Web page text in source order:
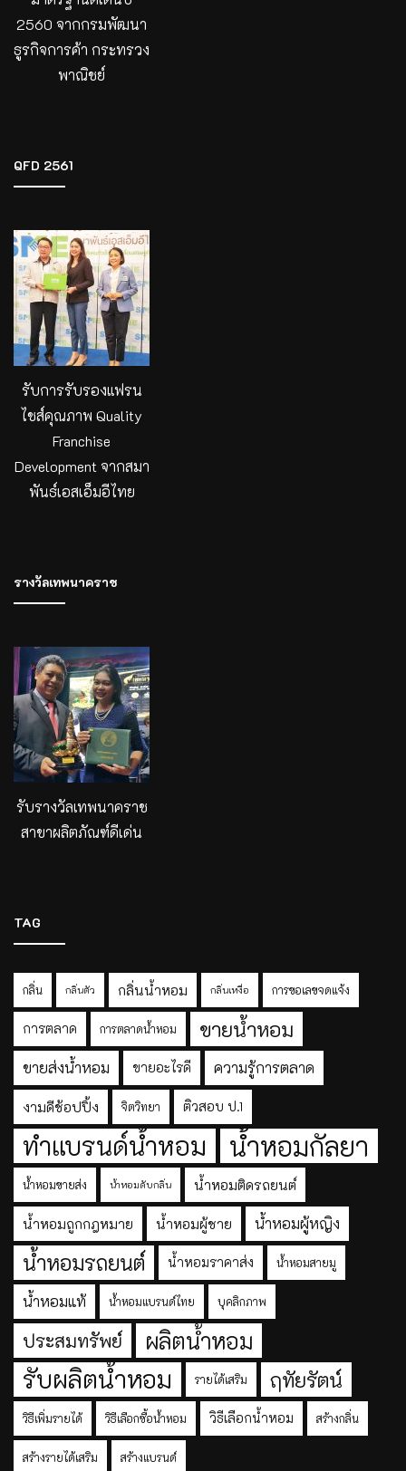
2560 จากกรมพัฒนา
ธูรกิจการค้า กระทรวง
พาณิชย์
QFD 2561
รับการรับรองแฟรน
ไชส์คุณภาพ Quality
Franchise
Development จากสมา
พันธ์เอสเอ็มอีไทย
รางวัลเทพนาคราช
รับรางวัลเทพนาคราช
สาขาผลิตภัณฑ์ดีเด่น
TAG
กลิ่น กลิ่นตัว กลิ่นน้ำหอม กลิ่นเหงื่อ การขอเลขจดแจ้ง
การตลาด การตลาดน้ำหอม ขายน้ำหอม
ขายส่งน้ำหอม ขายอะไรดี ความรู้การตลาด
งามดีช้อปปิ้ง จิตวิทยา ติวสอบ ป.1
ทำแบรนด์น้ำหอม น้ำหอมกัลยา
น้ำหอมขายส่ง น้ำหอมดับกลิ่น น้ำหอมติดรถยนต์
น้ำหอมถูกกฎหมาย น้ำหอมผู้ชาย น้ำหอมผู้หญิง
น้ำหอมรถยนต์ น้ำหอมราคาส่ง น้ำหอมสายมู
น้ำหอมแท้ น้ำหอมแบรนด์ไทย บุคลิกภาพ
ประสมทรัพย์ ผลิตน้ำหอม
รับผลิตน้ำหอม รายได้เสริม ฤทัยรัตน์
วิธีเพิ่มรายได้ วิธีเลือกซื้อน้ำหอม วิธีเลือกน้ำหอม สร้างกลิ่น
สร้างรายได้เสริม สร้างแบรนด์